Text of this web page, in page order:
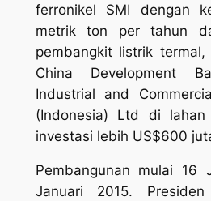
ferronikel SMI dengan
metrik ton per tahun
pembangkit listrik
China Development
Industrial and
(Indonesia) Ltd di
investasi lebih US$600
Pembangunan mulai 16
Januari 2015.